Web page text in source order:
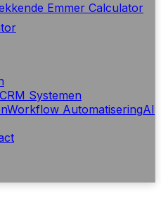
Emmer Calculator
CRM Systemen
Workflow AutomatiseringAI